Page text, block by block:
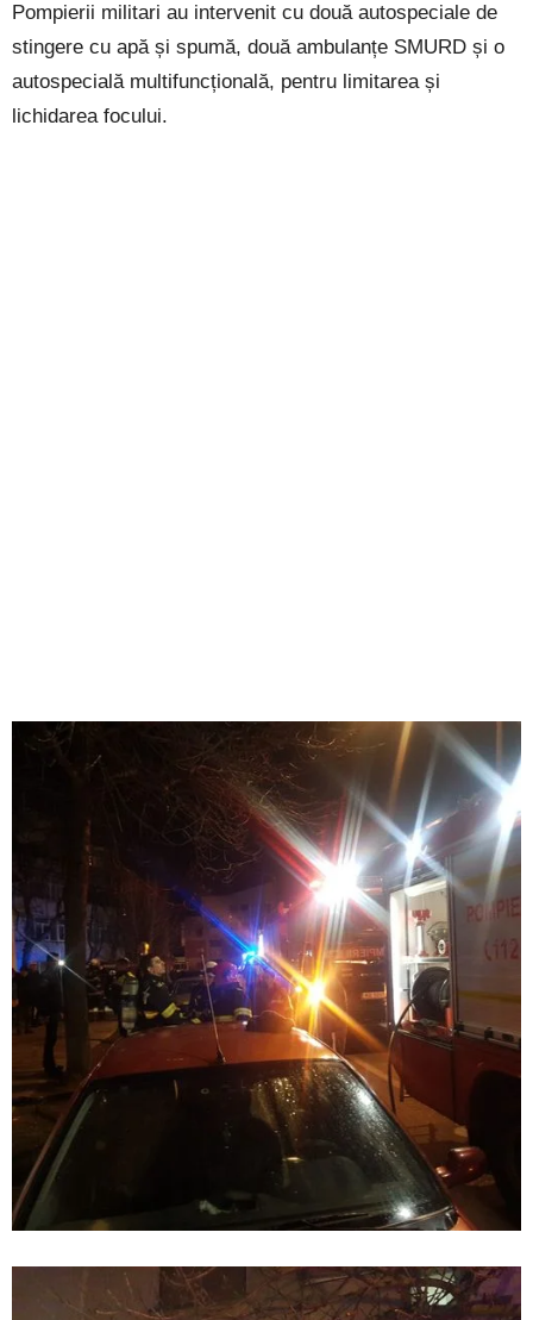
Pompierii militari au intervenit cu două autospeciale de
stingere cu apă și spumă, două ambulanțe SMURD și o
autospecială multifuncțională, pentru limitarea și
lichidarea focului.